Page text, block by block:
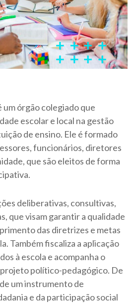
um órgão colegiado que
escolar e local na gestão
de ensino. Ele é formado
funcionários, diretores
que são eleitos de forma
deliberativas, consultivas,
que visam garantir a qualidade
das diretrizes e metas
Também fiscaliza a aplicação
à escola e acompanha o
político-pedagógico. De
um instrumento de
e da participação social